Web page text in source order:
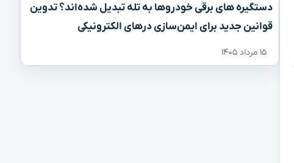
دستگیره‌ های برقی خودروها به تله تبدیل شده‌اند؟ تدوین
قوانین جدید برای ایمن‌سازی درهای الکترونیکی
۱۵ مرداد ۱۴۰۵